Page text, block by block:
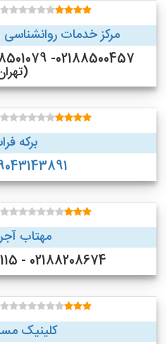
مرکز خدمات
برکه
مهتاب
02188208674 - 09006100115 (تهران)
کلینیک